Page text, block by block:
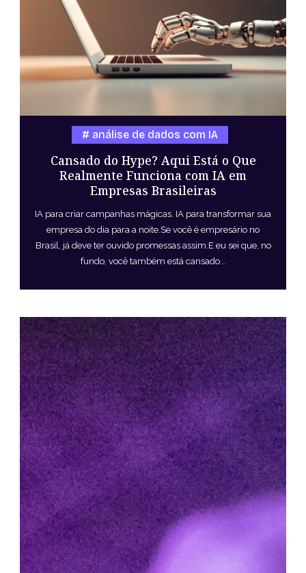
Cansado do Hype? Aqui Está o Que
Realmente Funciona com IA em
Empresas Brasileiras
análise de dados com IA
IA para criar campanhas mágicas. IA para transformar sua
empresa do dia para a noite.Se você é empresário no
Brasil, já deve ter ouvido promessas assim.E eu sei que, no
fundo, você também está cansado...